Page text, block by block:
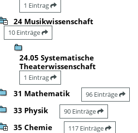
1 Eintrag
24 Musikwissenschaft
10 Einträge
24.05 Systematische
Theaterwissenschaft
1 Eintrag
31 Mathematik 96 Einträge
33 Physik 90 Einträge
35 Chemie 117 Einträge